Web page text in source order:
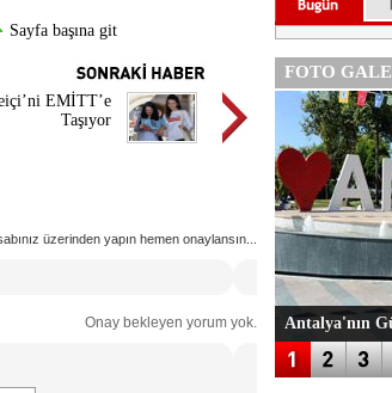
Sayfa başına git
EMİTT’e
Taşıyor
üzerinden yapın hemen onaylansın...
Onay bekleyen yorum yok.
FOTO
Antalya'nın